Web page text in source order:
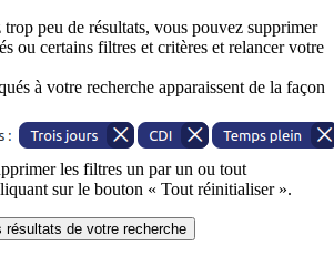
trop peu de résultats, vous pouvez supprimer
ou certains filtres et critères et relancer votre
à votre recherche apparaissent de la façon
les filtres un par un ou tout
sur le bouton « Tout réinitialiser ».
résultats de votre recherche